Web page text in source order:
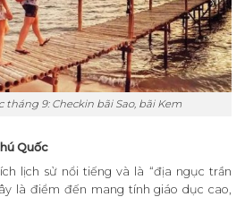
tháng 9: Checkin bãi Sao, bãi Kem
Quốc
lịch sử nổi tiếng và là “địa ngục trần
là điểm đến mang tính giáo dục cao,